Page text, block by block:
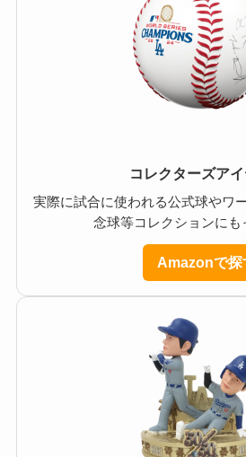
コレクターズア
実際に試合に使われる公式球やワ
念球等コレクションにも
Amazonで探